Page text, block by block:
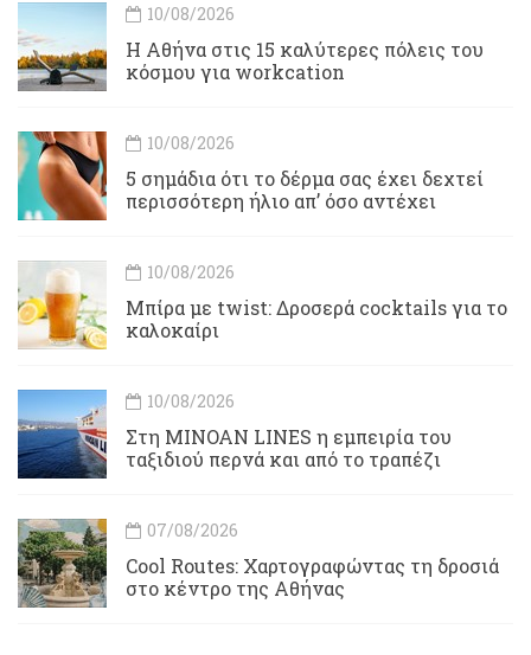
10/08/2026
Η Αθήνα στις 15 καλύτερες πόλεις του
κόσμου για workcation
10/08/2026
5 σημάδια ότι το δέρμα σας έχει δεχτεί
περισσότερη ήλιο απ’ όσο αντέχει
10/08/2026
Μπίρα με twist: Δροσερά cocktails για το
καλοκαίρι
10/08/2026
Στη MINOAN LINES η εμπειρία του
ταξιδιού περνά και από το τραπέζι
07/08/2026
Cool Routes: Χαρτογραφώντας τη δροσιά
στο κέντρο της Αθήνας